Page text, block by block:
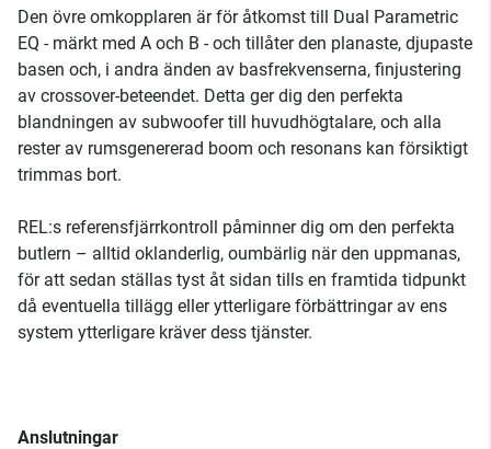
Den övre omkopplaren är för åtkomst till Dual Parametric
EQ - märkt med A och B - och tillåter den planaste, djupaste
basen och, i andra änden av basfrekvenserna, finjustering
av crossover-beteendet. Detta ger dig den perfekta
blandningen av subwoofer till huvudhögtalare, och alla
rester av rumsgenererad boom och resonans kan försiktigt
trimmas bort.
REL:s referensfjärrkontroll påminner dig om den perfekta
butlern – alltid oklanderlig, oumbärlig när den uppmanas,
för att sedan ställas tyst åt sidan tills en framtida tidpunkt
då eventuella tillägg eller ytterligare förbättringar av ens
system ytterligare kräver dess tjänster.
Anslutningar